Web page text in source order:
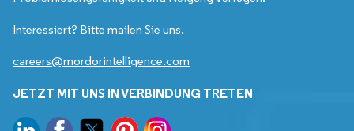
Interessiert? Bitte mailen Sie uns.
careers@mordorintelligence.com
JETZT MIT UNS IN VERBINDUNG TRETEN